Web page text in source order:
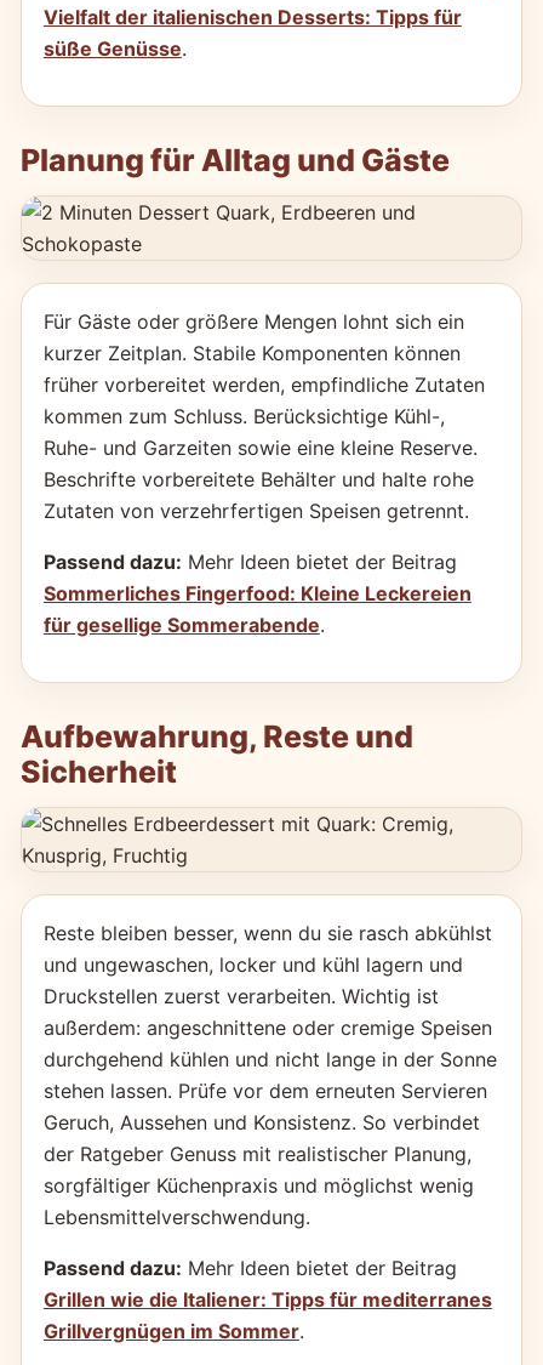
Vielfalt der italienischen Desserts: Tipps für
süße Genüsse.
Planung für Alltag und Gäste
Für Gäste oder größere Mengen lohnt sich ein
kurzer Zeitplan. Stabile Komponenten können
früher vorbereitet werden, empfindliche Zutaten
kommen zum Schluss. Berücksichtige Kühl-,
Ruhe- und Garzeiten sowie eine kleine Reserve.
Beschrifte vorbereitete Behälter und halte rohe
Zutaten von verzehrfertigen Speisen getrennt.
Passend dazu: Mehr Ideen bietet der Beitrag
Sommerliches Fingerfood: Kleine Leckereien
für gesellige Sommerabende.
Aufbewahrung, Reste und
Sicherheit
Reste bleiben besser, wenn du sie rasch abkühlst
und ungewaschen, locker und kühl lagern und
Druckstellen zuerst verarbeiten. Wichtig ist
außerdem: angeschnittene oder cremige Speisen
durchgehend kühlen und nicht lange in der Sonne
stehen lassen. Prüfe vor dem erneuten Servieren
Geruch, Aussehen und Konsistenz. So verbindet
der Ratgeber Genuss mit realistischer Planung,
sorgfältiger Küchenpraxis und möglichst wenig
Lebensmittelverschwendung.
Passend dazu: Mehr Ideen bietet der Beitrag
Grillen wie die Italiener: Tipps für mediterranes
Grillvergnügen im Sommer.